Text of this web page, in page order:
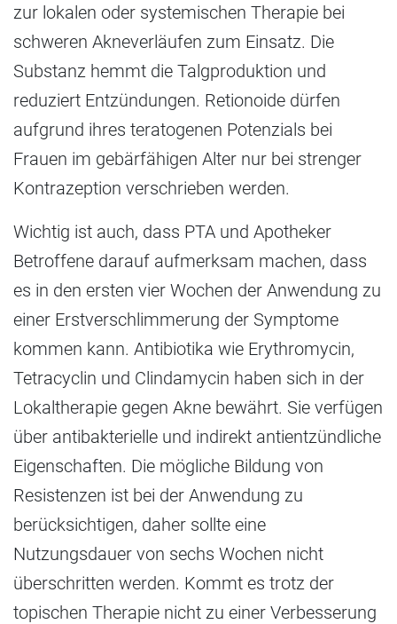
zur lokalen oder systemischen Therapie bei
schweren Akneverläufen zum Einsatz. Die
Substanz hemmt die Talgproduktion und
reduziert Entzündungen. Retionoide dürfen
aufgrund ihres teratogenen Potenzials bei
Frauen im gebärfähigen Alter nur bei strenger
Kontrazeption verschrieben werden.
Wichtig ist auch, dass PTA und Apotheker
Betroffene darauf aufmerksam machen, dass
es in den ersten vier Wochen der Anwendung zu
einer Erstverschlimmerung der Symptome
kommen kann. Antibiotika wie Erythromycin,
Tetracyclin und Clindamycin haben sich in der
Lokaltherapie gegen Akne bewährt. Sie verfügen
über antibakterielle und indirekt antientzündliche
Eigenschaften. Die mögliche Bildung von
Resistenzen ist bei der Anwendung zu
berücksichtigen, daher sollte eine
Nutzungsdauer von sechs Wochen nicht
überschritten werden. Kommt es trotz der
topischen Therapie nicht zu einer Verbesserung